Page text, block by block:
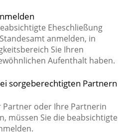
Eheschließung
anmelden, in
Sie Ihren
Aufenthalt haben.
sorgeberechtigten Partnern
Partner oder Ihre Partnerin
müssen Sie die beabsichtigte